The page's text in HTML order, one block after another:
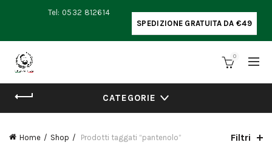
Tel: 0532 812614
SPEDIZIONE GRATUITA DA €49
0
CATEGORIE
Home Shop Prodotti taggati “pantenolo” Filtri